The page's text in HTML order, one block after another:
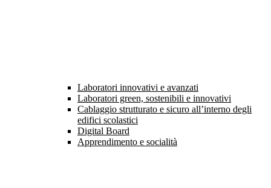
Laboratori innovativi e avanzati
Laboratori green, sostenibili e innovativi
Cablaggio strutturato e sicuro all’interno degli
edifici scolastici
Digital Board
Apprendimento e socialità